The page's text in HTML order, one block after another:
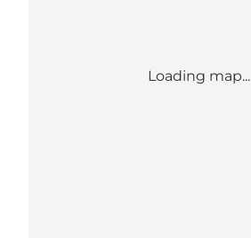
Loading map...